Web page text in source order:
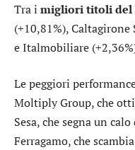
Tra i migliori titoli del
(+10,81%),Caltagirone
eItalmobiliare
Le peggiori
Moltiply Group, che
Sesa, che segna un
Ferragamo, che